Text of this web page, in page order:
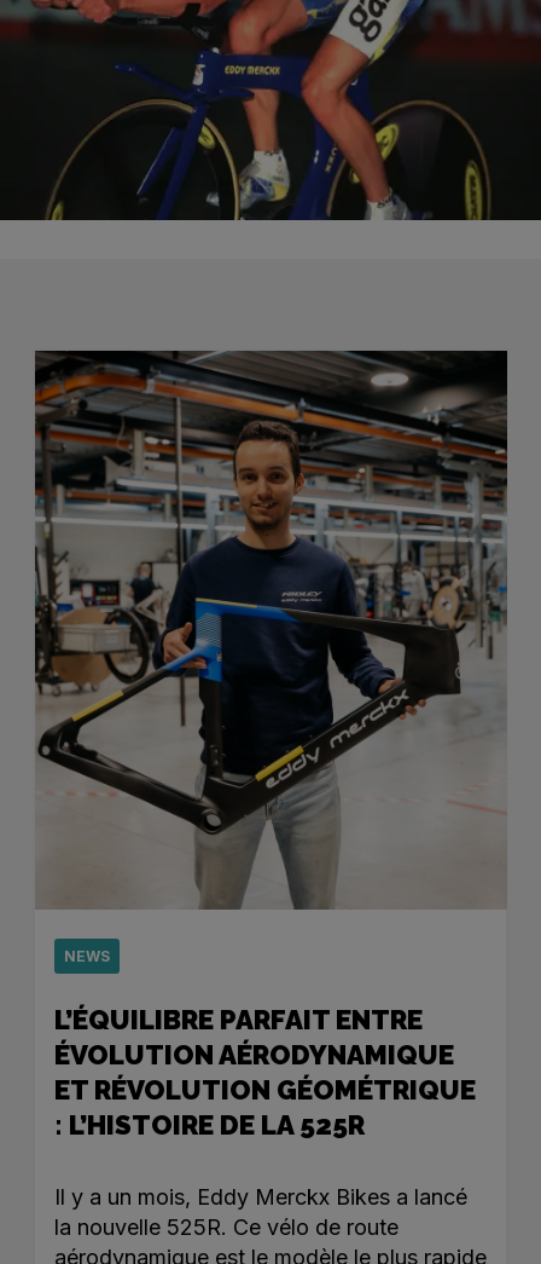
NEWS
L’ÉQUILIBRE PARFAIT ENTRE
ÉVOLUTION AÉRODYNAMIQUE
ET RÉVOLUTION GÉOMÉTRIQUE
: L’HISTOIRE DE LA 525R
Il y a un mois, Eddy Merckx Bikes a lancé
la nouvelle 525R. Ce vélo de route
aérodynamique est le modèle le plus rapide